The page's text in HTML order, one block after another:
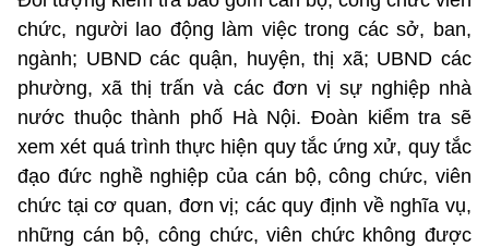
chức, người lao động làm việc trong các sở, ban,
ngành; UBND các quận, huyện, thị xã; UBND các
phường, xã thị trấn và các đơn vị sự nghiệp nhà
nước thuộc thành phố Hà Nội. Đoàn kiểm tra sẽ
xem xét quá trình thực hiện quy tắc ứng xử, quy tắc
đạo đức nghề nghiệp của cán bộ, công chức, viên
chức tại cơ quan, đơn vị; các quy định về nghĩa vụ,
những cán bộ, công chức, viên chức không được